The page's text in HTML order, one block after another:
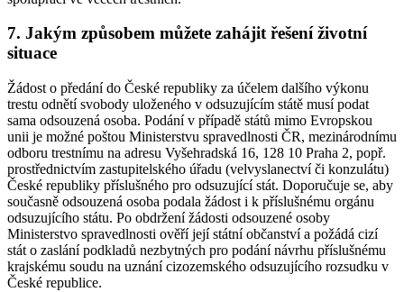
7. Jakým způsobem můžete zahájit řešení životní
situace
Žádost o předání do České republiky za účelem dalšího výkonu
trestu odnětí svobody uloženého v odsuzujícím státě musí podat
sama odsouzená osoba. Podání v případě států mimo Evropskou
unii je možné poštou Ministerstvu spravedlnosti ČR, mezinárodnímu
odboru trestnímu na adresu Vyšehradská 16, 128 10 Praha 2, popř.
prostřednictvím zastupitelského úřadu (velvyslanectví či konzulátu)
České republiky příslušného pro odsuzující stát. Doporučuje se, aby
současně odsouzená osoba podala žádost i k příslušnému orgánu
odsuzujícího státu. Po obdržení žádosti odsouzené osoby
Ministerstvo spravedlnosti ověří její státní občanství a požádá cizí
stát o zaslání podkladů nezbytných pro podání návrhu příslušnému
krajskému soudu na uznání cizozemského odsuzujícího rozsudku v
České republice.